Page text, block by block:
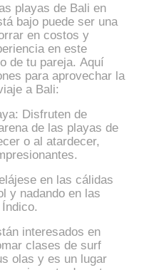
playas de Bali en
bajo puede ser una
en costos y
en este
de tu pareja. Aquí
para aprovechar la
a Bali:
Disfruten de
de las playas de
o al atardecer,
en las cálidas
y nadando en las
interesados en
clases de surf
olas y es un lugar